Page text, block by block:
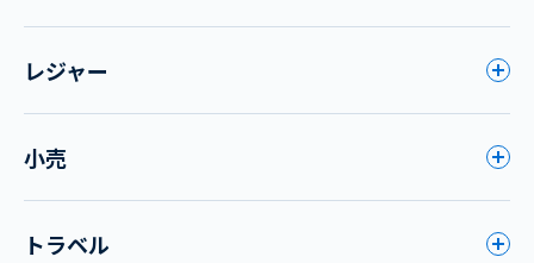
レジャー
小売
トラベル